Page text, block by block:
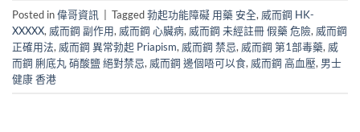
Posted in偉哥資訊 Tagged勃起功能障礙 用藥 安全, 威而鋼 HK-
XXXXX, 威而鋼 副作用, 威而鋼 心臟病, 威而鋼 未經註冊 假藥 危險, 威而鋼
正確用法, 威而鋼 異常勃起 Priapism, 威而鋼 禁忌, 威而鋼 第1部毒藥, 威
而鋼 脷底丸 硝酸鹽 絕對禁忌, 威而鋼 邊個唔可以食, 威而鋼 高血壓, 男士
健康 香港